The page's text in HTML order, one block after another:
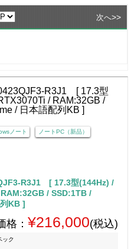
次へ>>
ノート ノートPC（新品）
R3J1 [ 17.3型(144Hz) /
/ SSD:1TB /
KB ]
格： ¥216,000(税込)
ック